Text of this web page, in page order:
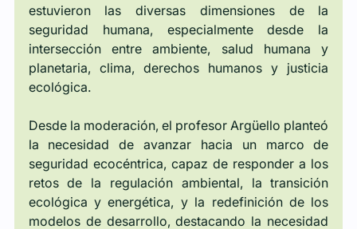
estuvieron las diversas dimensiones de la
seguridad humana, especialmente desde la
intersección entre ambiente, salud humana y
planetaria, clima, derechos humanos y justicia
ecológica.
Desde la moderación, el profesor Argüello planteó
la necesidad de avanzar hacia un marco de
seguridad ecocéntrica, capaz de responder a los
retos de la regulación ambiental, la transición
ecológica y energética, y la redefinición de los
modelos de desarrollo, destacando la necesidad